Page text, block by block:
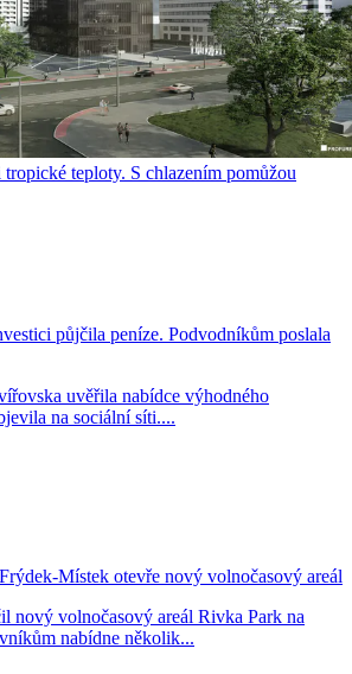
teploty. S chlazením pomůžou
půjčila peníze. Podvodníkům poslala
uvěřila nabídce výhodného
na sociální síti....
Místek otevře nový volnočasový areál
nový volnočasový areál Rivka Park na
nabídne několik...